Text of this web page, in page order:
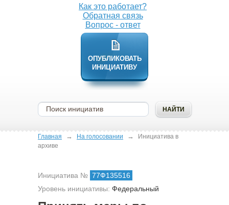
Как это работает?
Обратная связь
Вопрос - ответ
ОПУБЛИКОВАТЬ
ИНИЦИАТИВУ
Главная → На голосовании →
Инициатива в
архиве
Инициатива № 77Ф135516
Уровень инициативы: Федеральный